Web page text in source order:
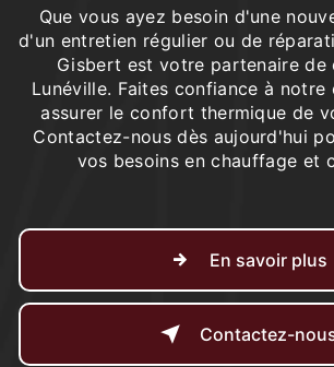
Que vous ayez besoin d'une
d'un entretien régulier ou de
Gisbert est votre partenaire de
Lunéville. Faites confiance à
assurer le confort thermique de
Contactez-nous dès aujourd'hui
vos besoins en chauffage et
En savoir plus
Contactez-